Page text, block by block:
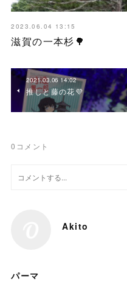
2023.06.04 13:15
滋賀の一本杉🌳
2021.03.06 14:02
推しと藤の花💜
0 コメント
Akito
パーマ